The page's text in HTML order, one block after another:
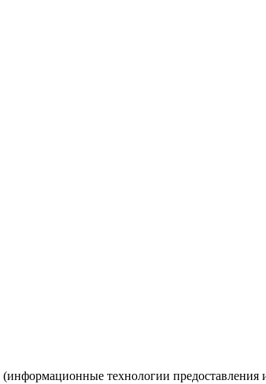
(информационные технологии предоставления